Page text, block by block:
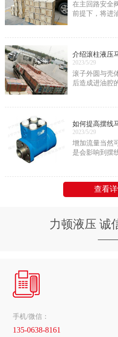
在主回路安全
前提下，将进
介绍滚柱液压
2023/5/29
滚子外圆与壳
后造成进油腔
如何提高摆线
2023/5/29
增加流量当然
是会影响到摆
查看
力顿液压 诚
手机/微信：
135-0638-8161